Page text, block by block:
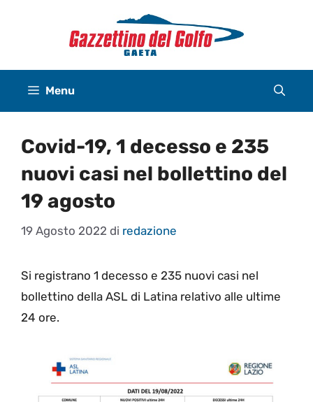
Menu
Covid-19, 1 decesso e 235
nuovi casi nel bollettino del
19 agosto
19 Agosto 2022 di redazione
Si registrano 1 decesso e 235 nuovi casi nel
bollettino della ASL di Latina relativo alle ultime
24 ore.